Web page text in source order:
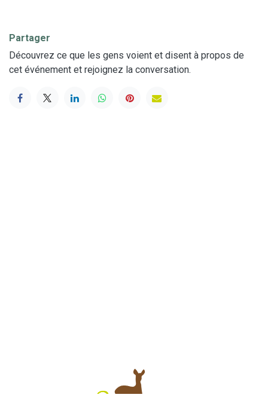
Partager
Découvrez ce que les gens voient et disent à propos de
cet événement et rejoignez la conversation.